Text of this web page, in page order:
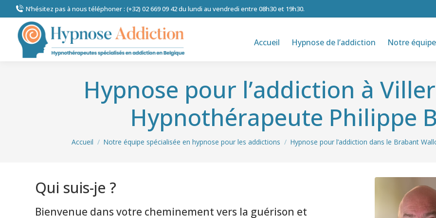
N’hésitez pas à nous téléphoner : (+32) 02 669 09 42 du lundi au vendredi entre 08h30 et 19h30.
Accueil Hypnose de l’addiction Notre équipe
Hypnose pour l’addiction à
Hypnothérapeute Philippe
Vous êtes ici :
Accueil Notre équipe spécialisée en hypnose pour les addictions Hypnose pour l’addiction dans le Brabant
Qui suis-je ?
Bienvenue dans votre cheminement vers la guérison et